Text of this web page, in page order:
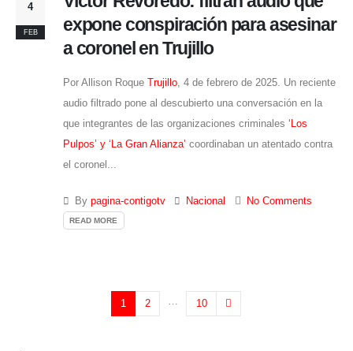
4
FEB
expone conspiración para asesinar
a coronel en Trujillo
Por Allison Roque Trujillo , 4 de febrero de 2025. Un reciente
audio filtrado pone al descubierto una conversación en la
que integrantes de las organizaciones criminales ‘Los
Pulpos’ y ‘La Gran Alianza’ coordinaban un atentado contra
el coronel...
By pagina-contigotv Nacional No Comments
READ MORE
1 2 … 10